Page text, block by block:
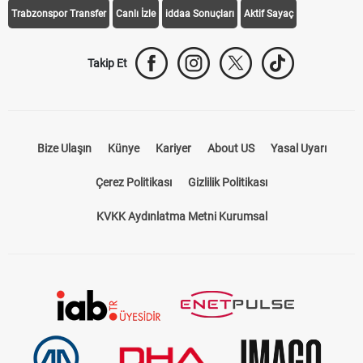
Trabzonspor Transfer Canlı İzle iddaa Sonuçları Aktif Sayaç
Takip Et
Bize Ulaşın Künye Kariyer About US Yasal Uyarı
Çerez Politikası Gizlilik Politikası
KVKK Aydınlatma Metni Kurumsal